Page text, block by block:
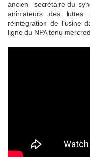
ancien secrétaire du
animateurs des
réintégration de l'usine
ligne du NPA tenu